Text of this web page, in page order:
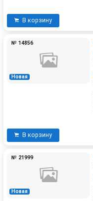
В корзину
Новая
№ 14856
В корзину
Новая
№ 21999